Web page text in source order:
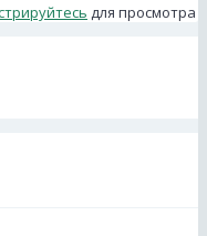
для просмотра